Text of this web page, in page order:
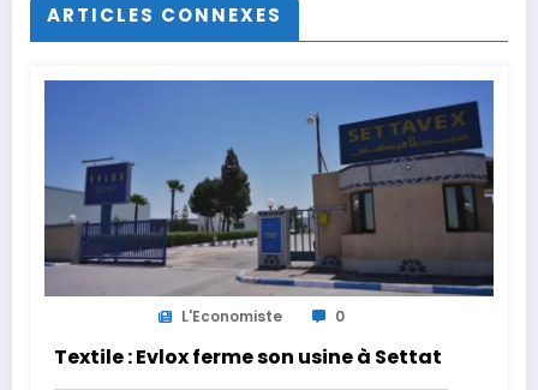
ARTICLES CONNEXES
L'Economiste 0
Textile : Evlox ferme son usine à Settat